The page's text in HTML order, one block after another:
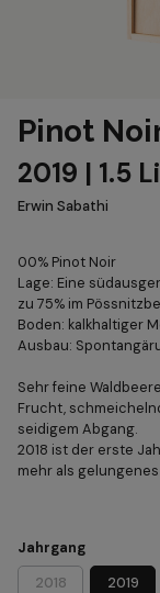
Pinot
2019 | 1.5
Erwin Sabathi
00% Pinot Noir
Lage: Eine
zu 75% im
Boden: kalkhaltiger
Ausbau:
Sehr feine
Frucht,
seidigem Abgang.
2018 ist der erste
mehr als
Jahrgang
2018
2019